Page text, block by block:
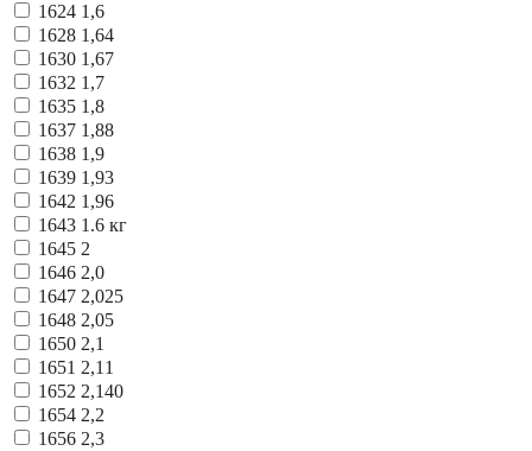
1624 1,6
1628 1,64
1630 1,67
1632 1,7
1635 1,8
1637 1,88
1638 1,9
1639 1,93
1642 1,96
1643 1.6 кг
1645 2
1646 2,0
1647 2,025
1648 2,05
1650 2,1
1651 2,11
1652 2,140
1654 2,2
1656 2,3